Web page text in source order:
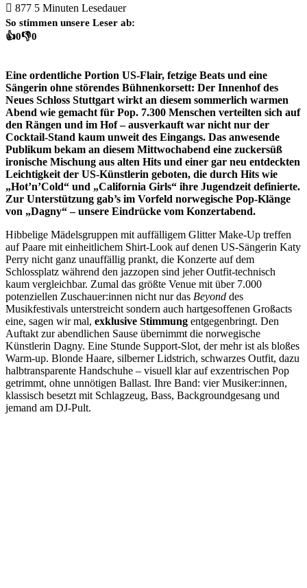
877 5 Minuten Lesedauer
So stimmen unsere Leser ab:
👍0👎0
Eine ordentliche Portion US-Flair, fetzige Beats und eine
Sängerin ohne störendes Bühnenkorsett: Der Innenhof des
Neues Schloss Stuttgart wirkt an diesem sommerlich warmen
Abend wie gemacht für Pop. 7.300 Menschen verteilten sich auf
den Rängen und im Hof – ausverkauft war nicht nur der
Cocktail-Stand kaum unweit des Eingangs. Das anwesende
Publikum bekam an diesem Mittwochabend eine zuckersüß
ironische Mischung aus alten Hits und einer gar neu entdeckten
Leichtigkeit der US-Künstlerin geboten, die durch Hits wie
„Hot’n’Cold“ und „California Girls“ ihre Jugendzeit definierte.
Zur Unterstützung gab’s im Vorfeld norwegische Pop-Klänge
von „Dagny“ – unsere Eindrücke vom Konzertabend.
Hibbelige Mädelsgruppen mit auffälligem Glitter Make-Up treffen
auf Paare mit einheitlichem Shirt-Look auf denen US-Sängerin Katy
Perry nicht ganz unauffällig prankt, die Konzerte auf dem
Schlossplatz während den jazzopen sind jeher Outfit-technisch
kaum vergleichbar. Zumal das größte Venue mit über 7.000
potenziellen Zuschauer:innen nicht nur das Beyond des
Musikfestivals unterstreicht sondern auch hartgesoffenen Großacts
eine, sagen wir mal, exklusive Stimmung entgegenbringt. Den
Auftakt zur abendlichen Sause übernimmt die norwegische
Künstlerin Dagny. Eine Stunde Support-Slot, der mehr ist als bloßes
Warm-up. Blonde Haare, silberner Lidstrich, schwarzes Outfit, dazu
halbtransparente Handschuhe – visuell klar auf exzentrischen Pop
getrimmt, ohne unnötigen Ballast. Ihre Band: vier Musiker:innen,
klassisch besetzt mit Schlagzeug, Bass, Backgroundgesang und
jemand am DJ-Pult.